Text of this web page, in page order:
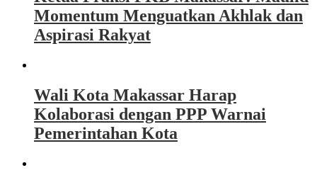
Momentum Menguatkan Akhlak dan
Aspirasi Rakyat
Wali Kota Makassar Harap
Kolaborasi dengan PPP Warnai
Pemerintahan Kota